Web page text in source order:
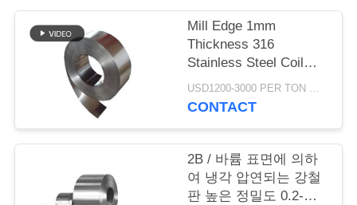
와
Mill Edge 1mm
Thickness 316
Stainless Steel Coil
200mm Width
USD1200-3000 PER TON MOQ:1Ton
CONTACT
2B / 바륨 표면에 의하
여 냉각 압연되는 강철
판 높은 정밀도 0.2-